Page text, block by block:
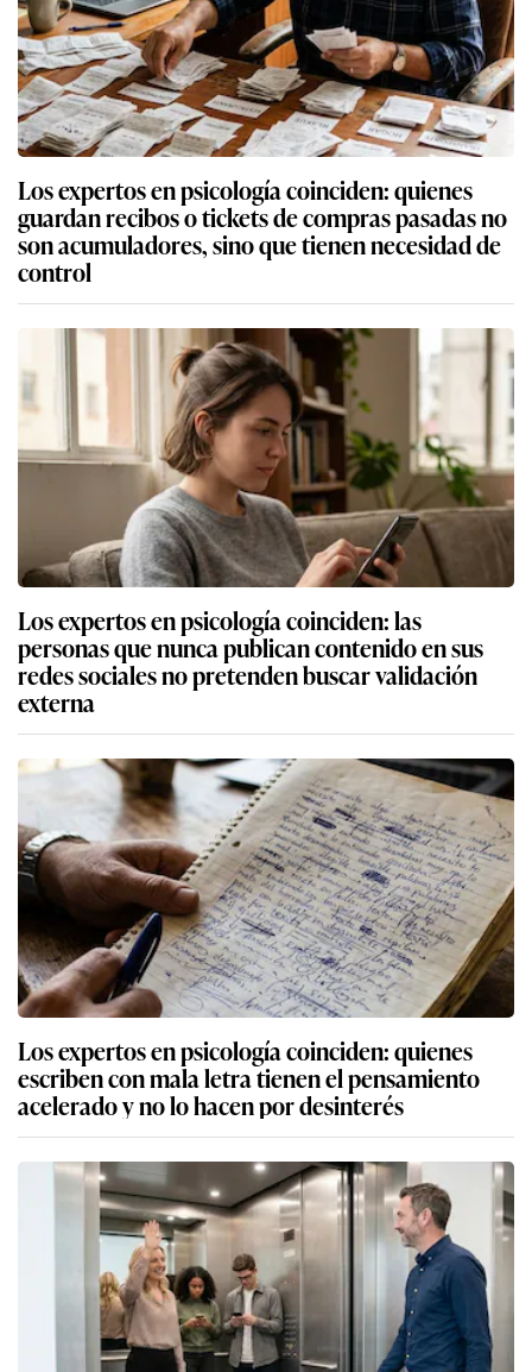
Los expertos en psicología coinciden: quienes
guardan recibos o tickets de compras pasadas no
son acumuladores, sino que tienen necesidad de
control
Los expertos en psicología coinciden: las
personas que nunca publican contenido en sus
redes sociales no pretenden buscar validación
externa
Los expertos en psicología coinciden: quienes
escriben con mala letra tienen el pensamiento
acelerado y no lo hacen por desinterés